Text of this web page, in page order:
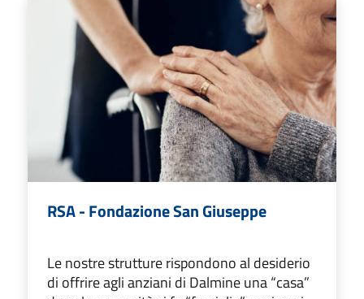
RSA - Fondazione San Giuseppe
Le nostre strutture rispondono al desiderio
di offrire agli anziani di Dalmine una “casa”